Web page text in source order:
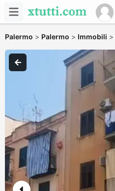
Palermo > Palermo > Immobili >